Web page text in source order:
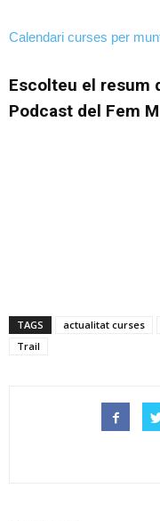
Calendari curses per
Escolteu el resum
Podcast del Fem
TAGS actualitat curses
Trail